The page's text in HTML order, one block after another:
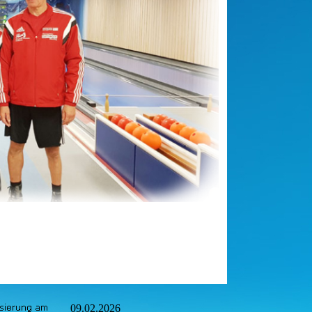
09.02.2026